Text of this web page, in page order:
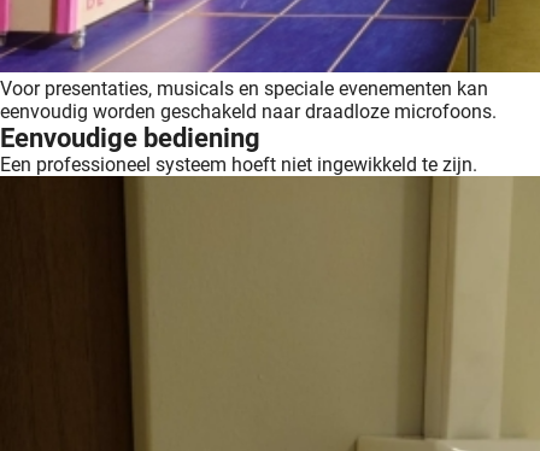
Voor presentaties, musicals en speciale evenementen kan
eenvoudig worden geschakeld naar draadloze microfoons.
Eenvoudige bediening
Een professioneel systeem hoeft niet ingewikkeld te zijn.